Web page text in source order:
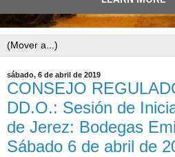
sábado, 6 de abril de 2019
CONSEJO
DD.O.: Sesión de
de Jerez: Bodegas
Sábado 6 de abril de